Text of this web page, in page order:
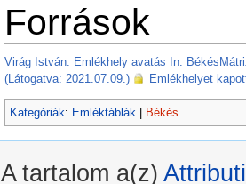
Források
Virág István: Emlékhely avatás In:
(Látogatva: 2021.07.09.)
Emlékhelyet
Kategóriák: Emléktáblák Békés
A tartalom a(z)